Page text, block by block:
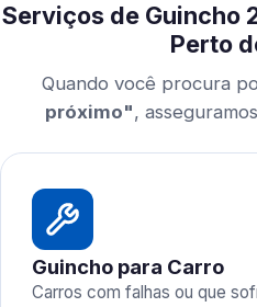
Serviços de Guincho
Perto
Quando você procura
próximo",
Guincho para Carro
Carros com falhas ou que